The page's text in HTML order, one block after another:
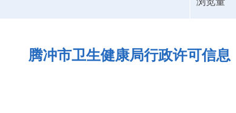
腾冲市卫生健康局行政许可信息